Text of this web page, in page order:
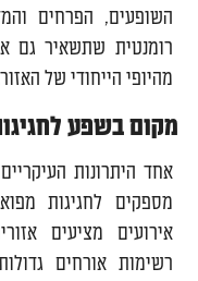
השופעים, הפרחים
רומנטית שתשאיר גם
מהיופי הייחודי של
מקום בשפע
אחד היתרונות
מספקים לחגיגות
אירועים מציעים
רשימות אורחים